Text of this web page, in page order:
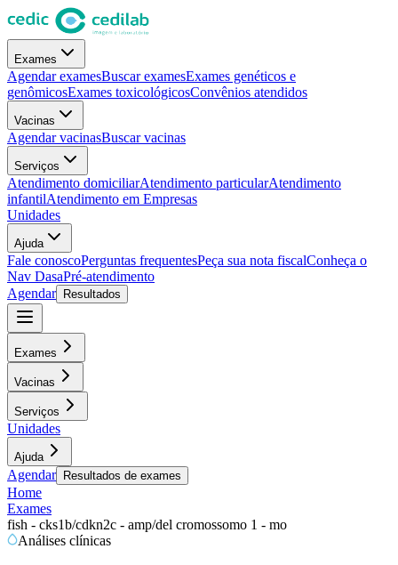
Exames
Agendar examesBuscar examesExames genéticos e
genômicosExames toxicológicosConvênios atendidos
Vacinas
Agendar vacinasBuscar vacinas
Serviços
Atendimento domiciliarAtendimento particularAtendimento
infantilAtendimento em Empresas
Unidades
Ajuda
Fale conoscoPerguntas frequentesPeça sua nota fiscalConheça o
Nav DasaPré-atendimento
Agendar
Resultados
Exames
Vacinas
Serviços
Unidades
Ajuda
Agendar Resultados de exames
Home
Exames
fish - cks1b/cdkn2c - amp/del cromossomo 1 - mo
Análises clínicas